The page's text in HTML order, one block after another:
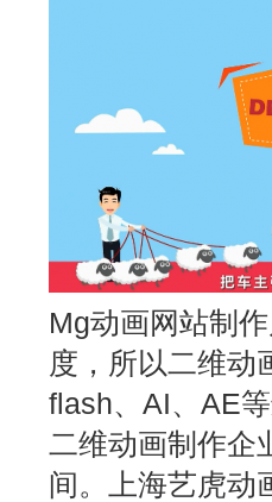
Mg动画网站制
度，所以二维动
flash、AI、AE
二维动画制作企
间。上海艺虎动